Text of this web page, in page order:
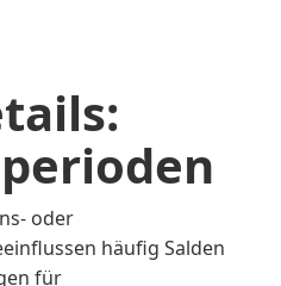
oder
häufig Salden
für